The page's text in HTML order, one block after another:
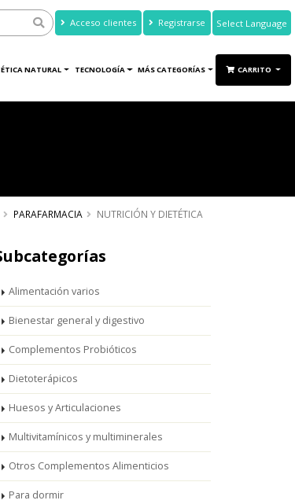
Acceso clientes Registrarse
Translate
NATURAL TECNOLOGÍA MÁS CATEGORÍAS CARRITO
PARAFARMACIA NUTRICIÓN Y DIETÉTICA
Alimentación varios
Bienestar general y digestivo
Complementos Probióticos
Dietoterápicos
Huesos y Articulaciones
Multivitamínicos y multiminerales
Otros Complementos Alimenticios
Para dormir